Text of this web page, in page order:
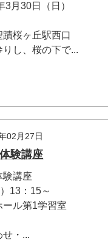
3月30日（日）
桜ヶ丘駅西口
し、桜の下で...
02月27日
験講座
験講座
13：15～
ール第1学習室
せ・...